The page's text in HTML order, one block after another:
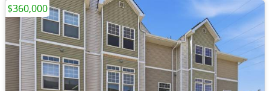
$360,000